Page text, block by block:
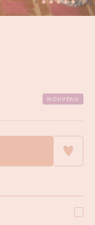
NOUVEAU